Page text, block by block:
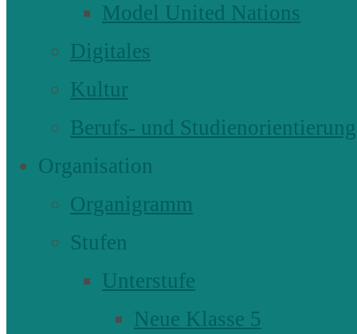
Model United Nations
Digitales
Kultur
Berufs- und Studienorientierung
Organisation
Organigramm
Stufen
Unterstufe
Neue Klasse 5